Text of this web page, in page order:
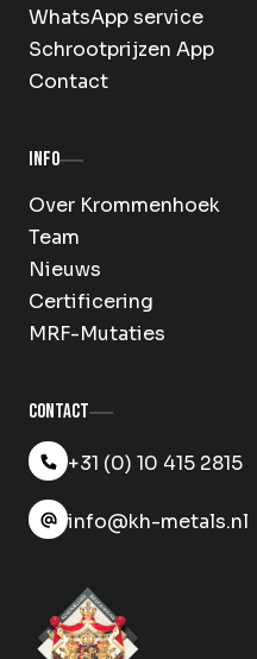
WhatsApp service
Schrootprijzen App
Contact
Info
Over Krommenhoek
Team
Nieuws
Certificering
MRF-Mutaties
Contact
+31 (0) 10 415 2815
info@kh-metals.nl